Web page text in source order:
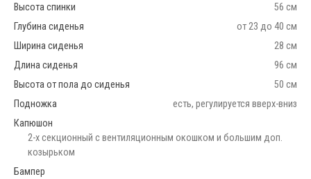
Высота спинки
56 см
Глубина сиденья
от 23 до 40 см
Ширина сиденья
28 см
Длина сиденья
96 см
Высота от пола до сиденья
50 см
Подножка
есть, регулируется вверх-вниз
Капюшон
2-х секционный с вентиляционным окошком и большим доп.
козырьком
Бампер